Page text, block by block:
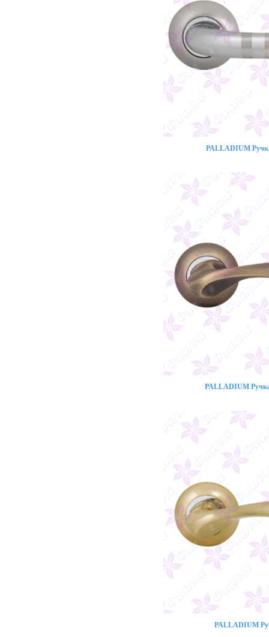
PALLADIUM
PALLADIUM
PALLADIUM